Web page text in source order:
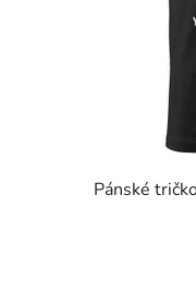
Pánské